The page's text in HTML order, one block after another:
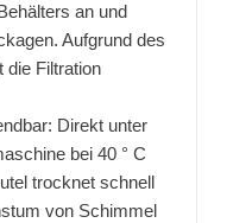
an und
Aufgrund des
die Filtration
Direkt unter
bei 40 ° C
trocknet schnell
von Schimmel